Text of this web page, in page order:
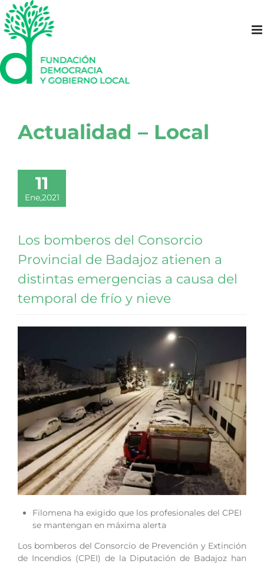
Saltar
al
contenido
Actualidad – Local
11
Ene,2021
Los bomberos del Consorcio
Provincial de Badajoz atienen a
distintas emergencias a causa del
temporal de frío y nieve
Filomena ha exigido que los profesionales del CPEI
se mantengan en máxima alerta
Los bomberos del Consorcio de Prevención y Extinción
de Incendios (CPEI) de la Diputación de Badajoz han